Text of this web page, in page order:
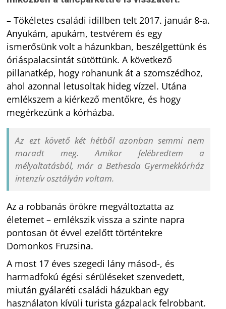
– Tökéletes családi idillben telt 2017. január 8-a.
Anyukám, apukám, testvérem és egy
ismerősünk volt a házunkban, beszélgettünk és
óriáspalacsintát sütöttünk. A következő
pillanatkép, hogy rohanunk át a szomszédhoz,
ahol azonnal letusoltak hideg vízzel. Utána
emlékszem a kiérkező mentőkre, és hogy
megérkezünk a kórházba.
Az ezt követő két hétből azonban semmi nem
maradt meg. Amikor felébredtem a
mélyaltatásból, már a Bethesda Gyermekkórház
intenzív osztályán voltam.
Az a robbanás örökre megváltoztatta az
életemet – emlékszik vissza a szinte napra
pontosan öt évvel ezelőtt történtekre
Domonkos Fruzsina.
A most 17 éves szegedi lány másod-, és
harmadfokú égési sérüléseket szenvedett,
miután gyálaréti családi házukban egy
használaton kívüli turista gázpalack felrobbant.